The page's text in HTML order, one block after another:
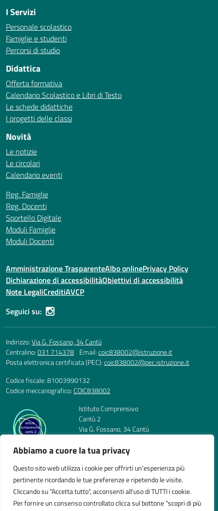
Abbiamo a cuore la tua privacy
Questo sito web utilizza i cookie per offrirti un’esperienza più
pertinente ricordando le tue preferenze e ripetendo le visite.
Cliccando su "Accetta tutto", acconsenti all'uso di TUTTI i cookie.
Per fornire un consenso controllato clicca sul bottone “scopri di più
I Servizi
Personale scolastico
Famiglie e studenti
Percorsi di studio
Didattica
Offerta formativa
Calendario Scolastico e Libri di Testo
Le schede didattiche
I progetti delle classi
Novità
Le notizie
Le circolari
Calendario eventi
Reg. Famiglie
Reg. Docenti
Sportello Digitale
Moduli Famiglie
Moduli Docenti
Amministrazione TrasparenteAlbo onlinePrivacy Policy
Dichiarazione di accessibilitàObiettivi di accessibilità
Note LegaliCreditiAVCP
Seguici su:
Indirizzo:Via G. Fossano, 34 Cantù
Centralino:031 714378 Email:coic838002@istruzione.it
Posta elettronica certificata (PEC):coic838002@pec.istruzione.it
Codice fiscale: 81003990132
Codice meccanografico:COIC838002
Istituto Comprensivo
Cantù 2
Via G. Fossano, 34 Cantù
E-mail: coic838002@istruzione.it
Codice Meccanografico: COIC838002
Codice Fiscale: 81003990132